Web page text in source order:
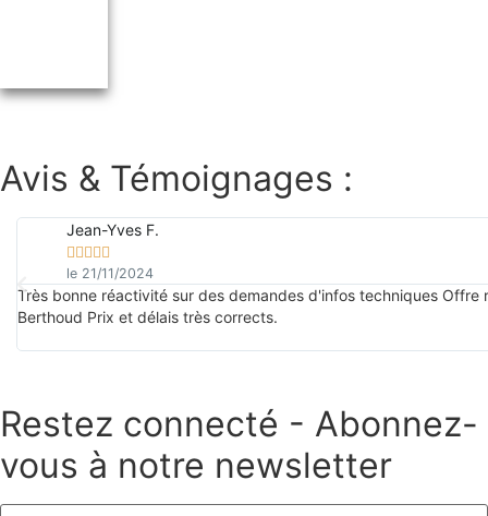
Avis & Témoignages :
Jean-Yves F.
    
le 21/11/2024
Très bonne réactivité sur des demandes d'infos techniques Offre
Berthoud Prix et délais très corrects.
Restez connecté - Abonnez-
vous à notre newsletter